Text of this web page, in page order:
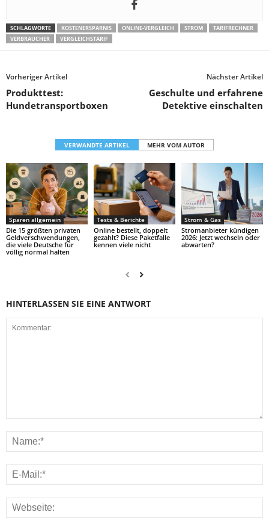
SCHLAGWORTE KOSTENERSPARNIS ONLINE-VERGLEICH STROM
TARIFRECHNER
VERBRAUCHER
VERGLEICHSTARIF
Vorheriger Artikel
Produkttest:
Hundetransportboxen
Nächster Artikel
Geschulte und erfahrene
Detektive einschalten
VERWANDTE ARTIKEL MEHR VOM AUTOR
Sparen allgemein
Die 15 größten privaten
Geldverschwendungen,
die viele Deutsche für
völlig normal halten
Tests & Berichte
Online bestellt, doppelt
gezahlt? Diese Paketfalle
kennen viele nicht
Strom & Gas
Stromanbieter kündigen
2026: Jetzt wechseln oder
abwarten?
HINTERLASSEN SIE EINE ANTWORT